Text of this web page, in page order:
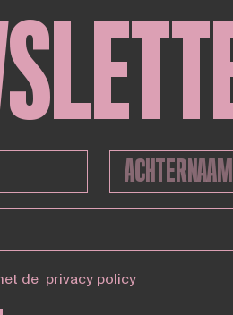
de privacy policy